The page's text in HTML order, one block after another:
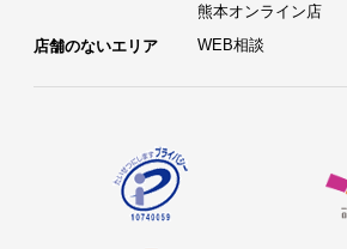
熊本オンライン店
店舗のないエリア
WEB相談